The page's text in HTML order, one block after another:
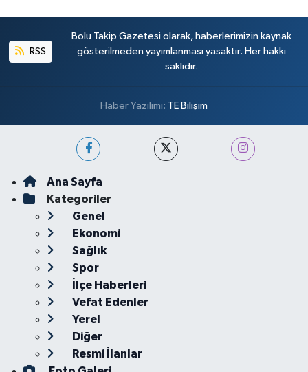
RSS
Bolu Takip Gazetesi olarak, haberlerimizin kaynak
gösterilmeden yayımlanması yasaktır. Her hakkı
saklıdır.
Haber Yazılımı: TE Bilişim
Ana Sayfa
Kategoriler
Genel
Ekonomi
Sağlık
Spor
İlçe Haberleri
Vefat Edenler
Yerel
Diğer
Resmi İlanlar